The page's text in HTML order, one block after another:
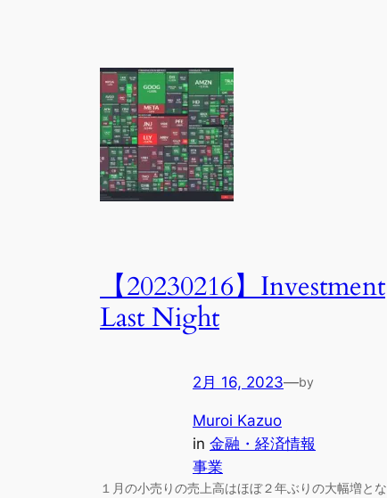
【20230216】Investment
Last Night
2月 16, 2023—by
Muroi Kazuo
in 金融・経済情報
事業
１月の小売りの売上高はほぼ２年ぶりの大幅増とな